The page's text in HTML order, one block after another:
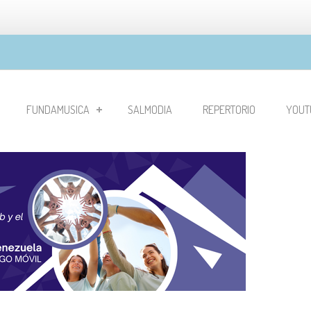
FUNDAMUSICA SALMODIA REPERTORIO